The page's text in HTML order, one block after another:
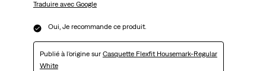
Traduire avec Google
Oui, Je recommande ce produit.
Publié à l'origine sur Casquette Flexfit Housemark-Regular
White